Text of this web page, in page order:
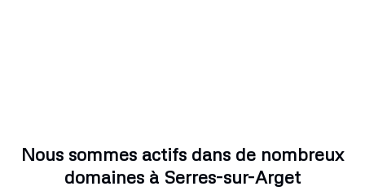
Nous sommes actifs dans de nombreux
domaines à Serres-sur-Arget